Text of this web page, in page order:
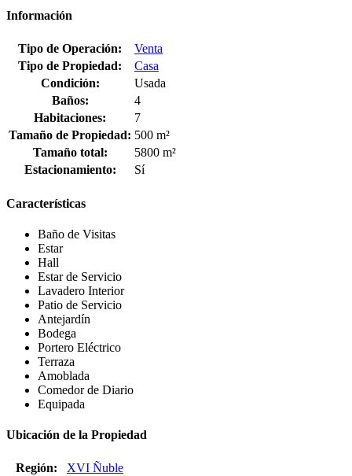
Información
Tipo de Operación:
Venta
Tipo de Propiedad:
Casa
Condición:
Usada
Baños:
4
Habitaciones:
7
Tamaño de Propiedad: 500 m²
Tamaño total:
5800 m²
Estacionamiento:
Sí
Características
Baño de Visitas
Estar
Hall
Estar de Servicio
Lavadero Interior
Patio de Servicio
Antejardín
Bodega
Portero Eléctrico
Terraza
Amoblada
Comedor de Diario
Equipada
Ubicación de la Propiedad
Región:
XVI Ñuble